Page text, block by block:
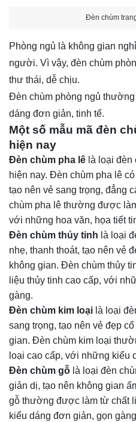
Đèn chùm
Phòng ngủ là không gian
người. Vì vậy, đèn chùm
thư thái, dễ chịu.
Đèn chùm phòng ngủ
dáng đơn giản, tinh tế.
Một số mẫu mã đèn
hiện nay
Đèn chùm pha lê là loại
hiện nay. Đèn chùm pha lê
tạo nên vẻ sang trọng, đẳng
chùm pha lê thường được
với những hoa văn, họa tiết
Đèn chùm thủy tinh là loại
nhẹ, thanh thoát, tạo nên vẻ
không gian. Đèn chùm thủy
liệu thủy tinh cao cấp, với
gàng.
Đèn chùm kim loại là loại
sang trọng, tạo nên vẻ đẹp
gian. Đèn chùm kim loại
loại cao cấp, với những kiểu
Đèn chùm gỗ là loại đèn
giản dị, tạo nên không gian
gỗ thường được làm từ chất
kiểu dáng đơn giản, gọn